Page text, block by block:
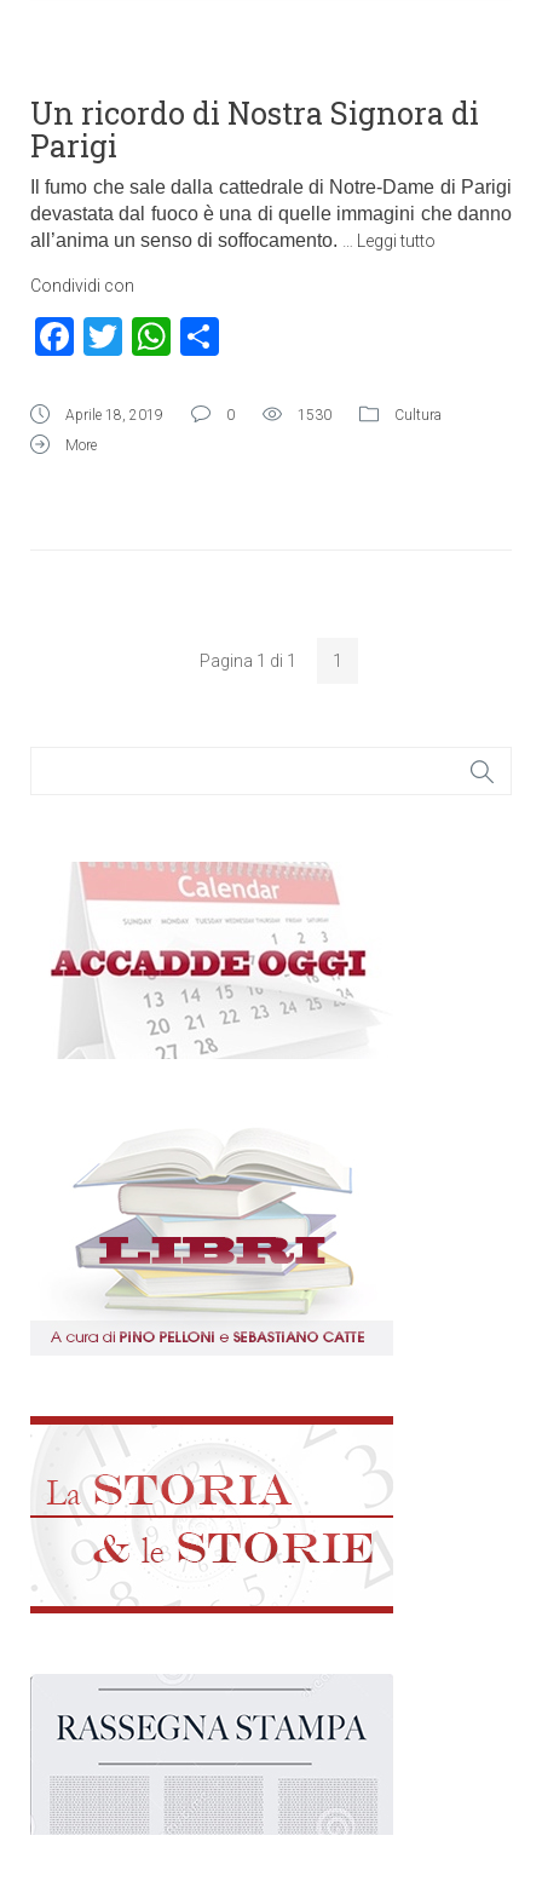
Un ricordo di Nostra Signora di
Parigi
Il fumo che sale dalla cattedrale di Notre-Dame di Parigi
devastata dal fuoco è una di quelle immagini che danno
all’anima un senso di soffocamento.
Leggi tutto
Condividi con
Facebook
TwitterWhatsApp
Aprile 18, 2019 0 1530
Cultura
More
Pagina 1 di 1 1